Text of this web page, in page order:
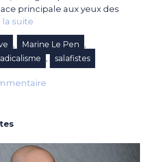
principale aux yeux des
la suite
, Marine Le Pen ,
, salafistes